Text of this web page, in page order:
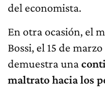
del economista.
En otra ocasión, el
Bossi, el 15 de
demuestra una
maltrato hacia los